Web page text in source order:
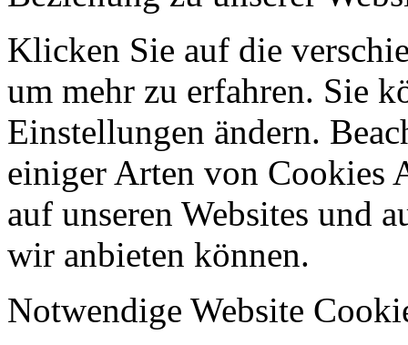
Klicken Sie auf die
um mehr zu erfahren. Sie
Einstellungen ändern.
einiger Arten von Cookies
auf unseren Websites und
wir anbieten können.
Notwendige Website